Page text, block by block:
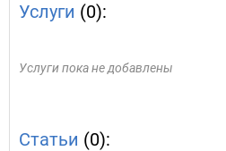
Услуги (0):
Услуги пока не добавлены
Статьи (0):